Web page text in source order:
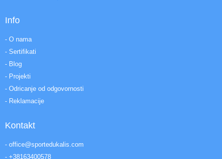
Info
- O nama
- Sertifikati
- Blog
- Projekti
- Odricanje od odgovornosti
- Reklamacije
Kontakt
- office@sportedukalis.com
- +38163400578